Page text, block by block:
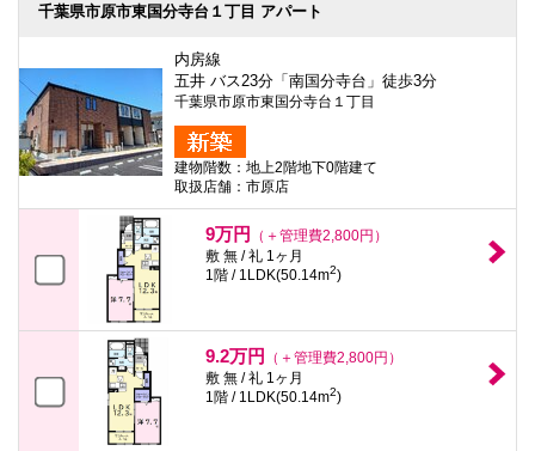
千葉県市原市東国分寺台１丁目 アパート
内房線
五井 バス23分「南国分寺台」徒歩3分
千葉県市原市東国分寺台１丁目
建物階数：地上2階地下0階建て
取扱店舗：市原店
9万円
（＋管理費2,800円）
敷 無 / 礼 1ヶ月
1階 / 1LDK(50.14m2)
9.2万円
（＋管理費2,800円）
敷 無 / 礼 1ヶ月
1階 / 1LDK(50.14m2)